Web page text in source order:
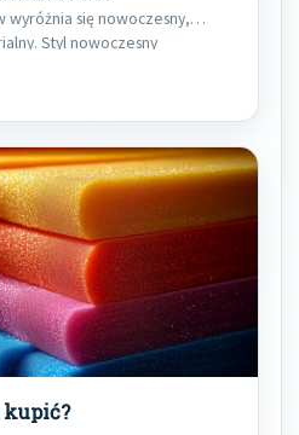
wyróżnia się nowoczesny,
Styl nowoczesny